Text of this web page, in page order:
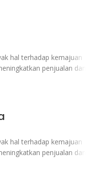
hal terhadap kemajuan
penjualan dan
hal terhadap kemajuan
penjualan dan